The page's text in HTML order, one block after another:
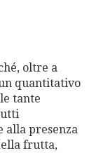
oltre a
quantitativo
tante
alla presenza
frutta,